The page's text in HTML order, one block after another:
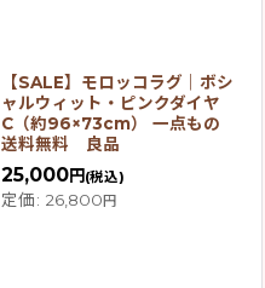
【SALE】モロッコラグ｜ボシ
ャルウィット・ピンクダイヤ
C（約96×73cm） 一点もの
送料無料 良品
25,000円 (税込)
定価: 26,800 円